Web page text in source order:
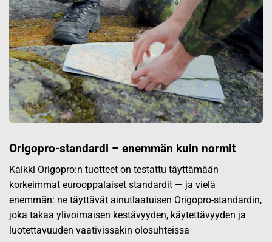
Origopro-standardi – enemmän kuin normit
Kaikki Origopro:n tuotteet on testattu täyttämään
korkeimmat eurooppalaiset standardit — ja vielä
enemmän: ne täyttävät ainutlaatuisen Origopro-standardin,
joka takaa ylivoimaisen kestävyyden, käytettävyyden ja
luotettavuuden vaativissakin olosuhteissa